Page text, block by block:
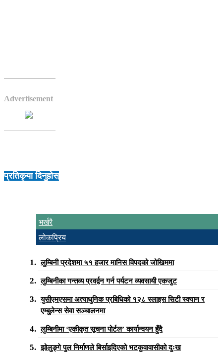
Advertisement
प्रतिकृया दिनुहोस्
भर्खरै
लोकप्रिय
लुम्बिनी प्रदेशमा ५१ हजार मानिस विपदको जोखिममा
लुम्बिनीका गन्तव्य प्रवर्द्वन गर्न पर्यटन व्यवसायी एकजुट
युसीएमएसमा अत्याधुनिक प्रबिधिको १२८ स्लाइस सिटी स्क्यान र
एम्बुलेन्स सेवा सञ्चालनमा
लुम्बिनीमा ‘एकीकृत सूचना पोर्टल’ कार्यान्वयन हुँदै
झोलुङ्गे पुल निर्माणले बिर्साइदिएको भटकुवावासीको दुःख